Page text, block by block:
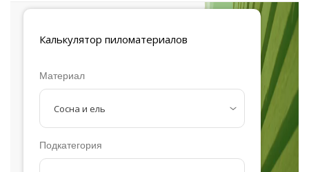
Калькулятор пиломатериалов
Материал
Подкатегория